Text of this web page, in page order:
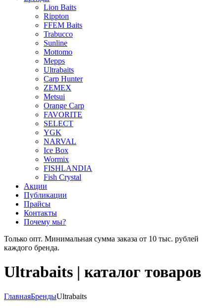
Lion Baits
Rippton
FFEM Baits
Trabucco
Sunline
Mottomo
Mepps
Ultrabaits
Carp Hunter
ZEMEX
Metsui
Orange Carp
FAVORITE
SELECT
YGK
NARVAL
Ice Box
Wormix
FISHLANDIA
Fish Crystal
Акции
Публикации
Прайсы
Контакты
Почему мы?
Только опт. Минимальная сумма заказа от 10 тыс. рублей
каждого бренда.
Ultrabaits | каталог товаров
ГлавнаяБрендыUltrabaits